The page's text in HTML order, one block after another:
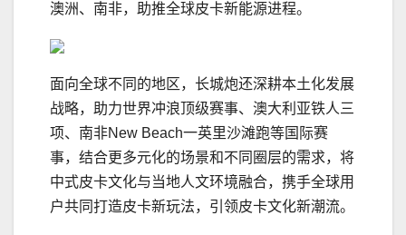
澳洲、南非，助推全球皮卡新能源进程。
面向全球不同的地区，长城炮还深耕本土化发展
战略，助力世界冲浪顶级赛事、澳大利亚铁人三
项、南非New Beach一英里沙滩跑等国际赛
事，结合更多元化的场景和不同圈层的需求，将
中式皮卡文化与当地人文环境融合，携手全球用
户共同打造皮卡新玩法，引领皮卡文化新潮流。